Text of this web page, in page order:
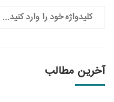
مطالب